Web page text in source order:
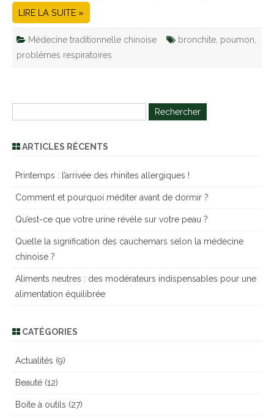
LIRE LA SUITE »
Médecine traditionnelle chinoise bronchite poumon
problèmes respiratoires
c
ARTICLES RÉCENTS
Printemps : l’arrivée des rhinites allergiques !
Comment et pourquoi méditer avant de dormir ?
Qu’est-ce que votre urine révèle sur votre peau ?
Quelle la signification des cauchemars selon la médecine
chinoise ?
Aliments neutres : des modérateurs indispensables pour une
alimentation équilibrée
CATÉGORIES
Actualités (9)
Beauté (12)
Boite à outils (27)